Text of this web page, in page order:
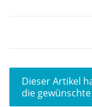
x
Dieser Artikel
die